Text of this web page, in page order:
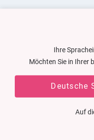
Ihre
Möchten Sie in Ihrer
Deutsche
Auf